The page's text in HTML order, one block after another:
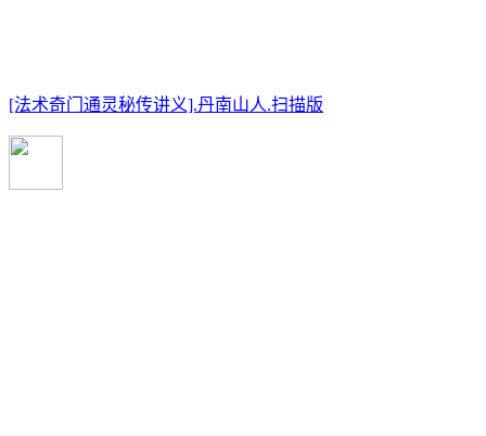
[法术奇门通灵秘传讲义].丹南山人.扫描版